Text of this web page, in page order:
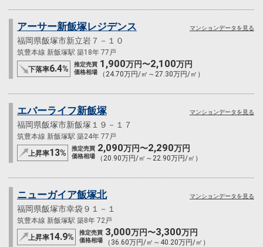
アーサー新飯塚レジデンス
福岡県飯塚市新立岩７－１０
筑豊本線 新飯塚駅 築18年 77戸
下落率6.4%
推定売買
価格相場
1,900万円〜2,100万円
（24.70万円/㎡～27.30万円/㎡）
マンションデータを見る
エバーライフ新飯塚
福岡県飯塚市新飯塚１９－１７
筑豊本線 新飯塚駅 築24年 77戸
上昇率13%
推定売買
価格相場
2,090万円〜2,290万円
（20.90万円/㎡～22.90万円/㎡）
マンションデータを見る
ニューガイア飯塚北
福岡県飯塚市幸袋９１－１
筑豊本線 新飯塚駅 築8年 72戸
上昇率14.9%
推定売買
価格相場
3,000万円〜3,300万円
（36.60万円/㎡～40.20万円/㎡）
マンションデータを見る